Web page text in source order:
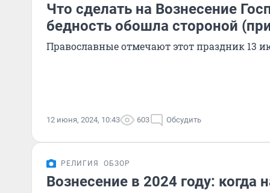
Что сделать на Вознесение
бедность обошла стороной
Православные отмечают этот праздник 13
12 июня, 2024, 10:43 603 Обсудить
РЕЛИГИЯ ОБЗОР
Вознесение в 2024 году: когда